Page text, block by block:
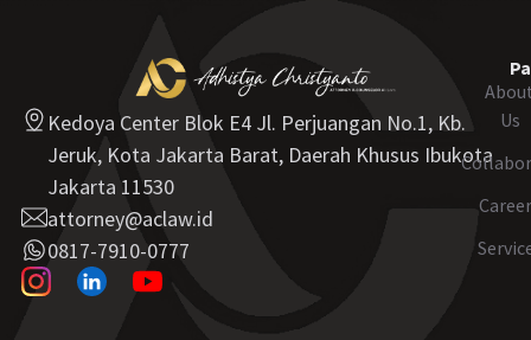
Kedoya Center Blok E4 Jl. Perjuangan No.1, Kb.
Jeruk, Kota Jakarta Barat, Daerah Khusus Ibukota
Jakarta 11530
attorney@aclaw.id
0817-7910-0777
Us